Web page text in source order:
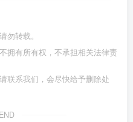
勿转载。
拥有所有权，不承担相关法律责
联系我们，会尽快给予删除处